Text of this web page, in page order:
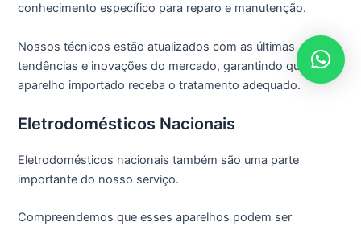
conhecimento específico para reparo e manutenção.
Nossos técnicos estão atualizados com as últimas
tendências e inovações do mercado, garantindo que seu
aparelho importado receba o tratamento adequado.
Eletrodomésticos Nacionais
Eletrodomésticos nacionais também são uma parte
importante do nosso serviço.
Compreendemos que esses aparelhos podem ser